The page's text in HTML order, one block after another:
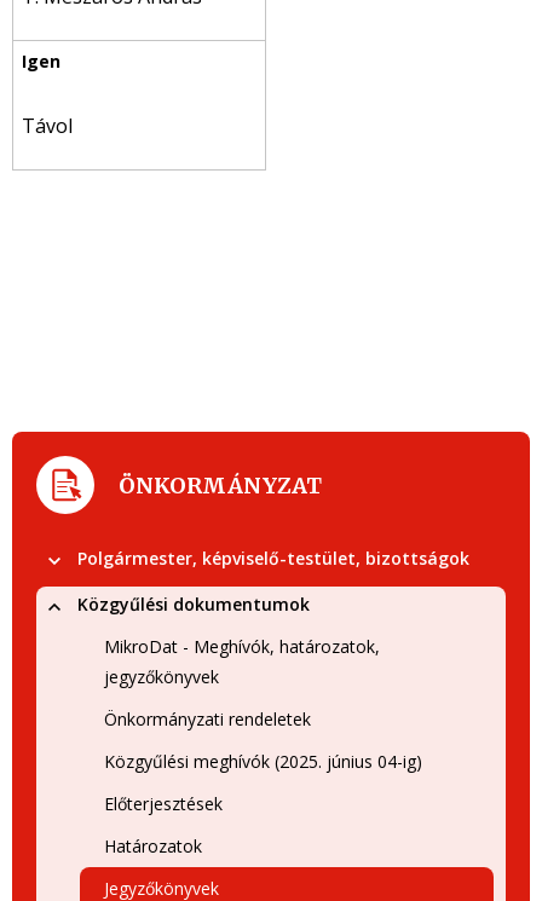
Távol
ÖNKORMÁNYZAT
Polgármester, képviselő-testület, bizottságok
Közgyűlési dokumentumok
MikroDat - Meghívók, határozatok,
jegyzőkönyvek
Önkormányzati rendeletek
Közgyűlési meghívók (2025. június 04-ig)
Előterjesztések
Határozatok
Jegyzőkönyvek